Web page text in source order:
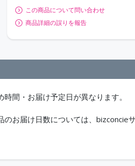
この商品について問い合わせ
商品詳細の誤りを報告
間・お届け予定日が異なります。
お届け日数については、bizconcie